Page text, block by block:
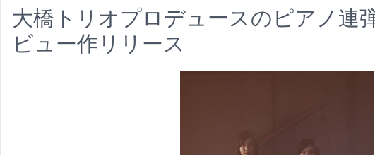
大橋トリオプロデュースのピアノ連
ビュー作リリース